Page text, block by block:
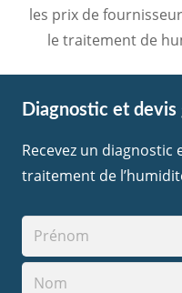
les prix de
le traitement de
Diagnostic et devis
Recevez un
traitement de